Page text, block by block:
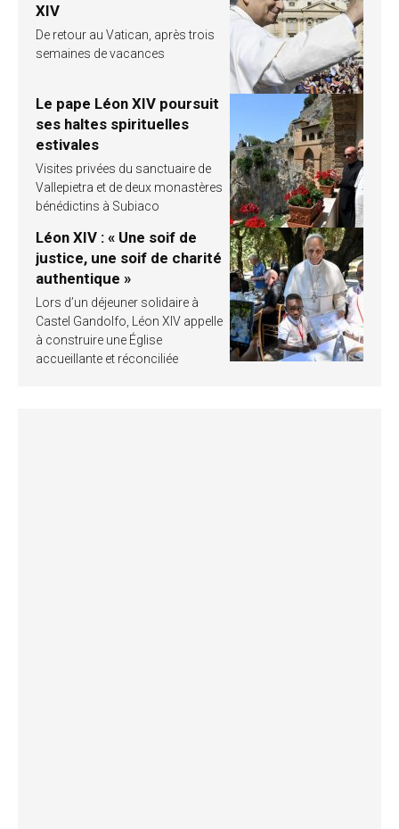
XIV
De retour au Vatican, après trois
semaines de vacances
Le pape Léon XIV poursuit
ses haltes spirituelles
estivales
Visites privées du sanctuaire de
Vallepietra et de deux monastères
bénédictins à Subiaco
Léon XIV : « Une soif de
justice, une soif de charité
authentique »
Lors d’un déjeuner solidaire à
Castel Gandolfo, Léon XIV appelle
à construire une Église
accueillante et réconciliée